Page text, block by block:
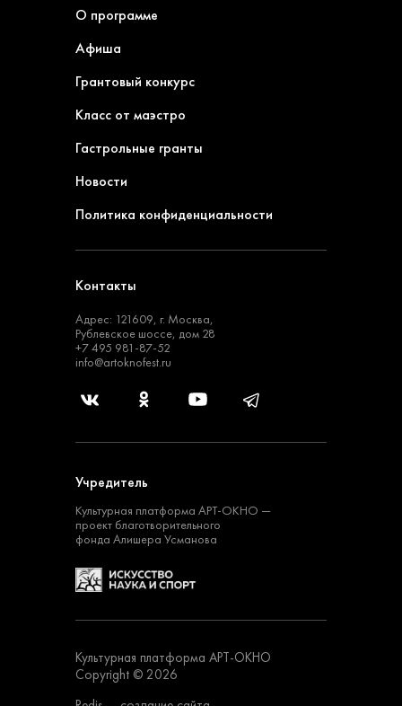
О программе
Афиша
Грантовый конкурс
Класс от маэстро
Гастрольные гранты
Новости
Политика конфиденциальности
Контакты
Адрес: 121609, г. Москва,
Рублевское шоссе, дом 28
+7 495 981-87-52
info@artoknofest.ru
Учредитель
Культурная платформа АРТ-ОКНО —
проект благотворительного
фонда Алишера Усманова
Культурная платформа АРТ-ОКНО
Copyright © 2026